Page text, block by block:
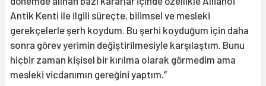
Antik Kenti ile ilgili süreçte, bilimsel ve mesleki
gerekçelerle şerh koydum. Bu şerhi koyduğum için daha
sonra görev yerimin değiştirilmesiyle karşılaştım. Bunu
hiçbir zaman kişisel bir kırılma olarak görmedim ama
mesleki vicdanımın gereğini yaptım.”